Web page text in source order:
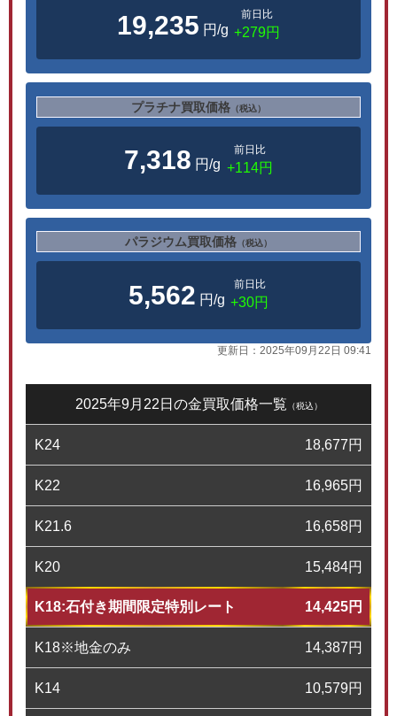
19,235 円/g
前日比
+279円
プラチナ買取価格 （税込）
7,318 円/g
前日比
+114円
パラジウム買取価格 （税込）
5,562 円/g
前日比
+30円
更新日： 2025年09月22日 09:41
2025年9月22日の金買取価格一覧 （税込）
K24 18,677円
K22 16,965円
K21.6 16,658円
K20 15,484円
K18:石付き期間限定特別レート 14,425円
K18※地金のみ 14,387円
K14 10,579円